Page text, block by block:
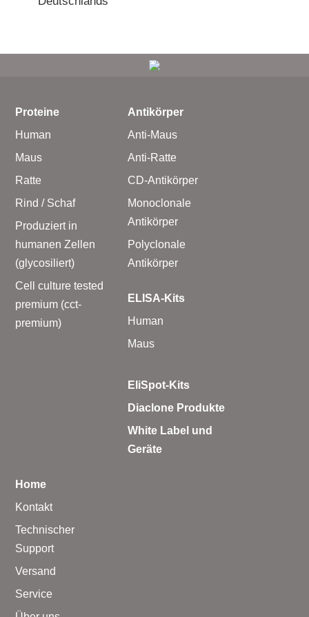
Proteine
Human
Maus
Ratte
Rind / Schaf
Produziert in
humanen Zellen
(glycosiliert)
Cell culture tested
premium (cct-
premium)
Antikörper
Anti-Maus
Anti-Ratte
CD-Antikörper
Monoclonale
Antikörper
Polyclonale
Antikörper
ELISA-Kits
Human
Maus
EliSpot-Kits
Diaclone Produkte
White Label und
Geräte
Home
Kontakt
Technischer
Support
Versand
Service